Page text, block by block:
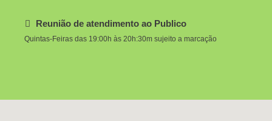
Reunião de atendimento ao Publico
Quintas-Feiras das 19:00h às 20h:30m sujeito a marcação